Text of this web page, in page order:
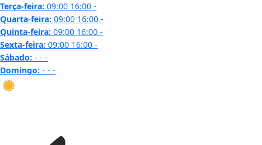
Terça-feira: 09:00 16:00 -
Quarta-feira: 09:00 16:00 -
Quinta-feira: 09:00 16:00 -
Sexta-feira: 09:00 16:00 -
Sábado: - - -
Domingo: - - -